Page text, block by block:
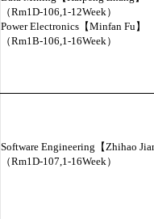
（Rm1D-106,1-12Week）
Power Electronics【Minfan Fu】
（Rm1B-106,1-16Week）
Software Engineering【Zhihao
（Rm1D-107,1-16Week）